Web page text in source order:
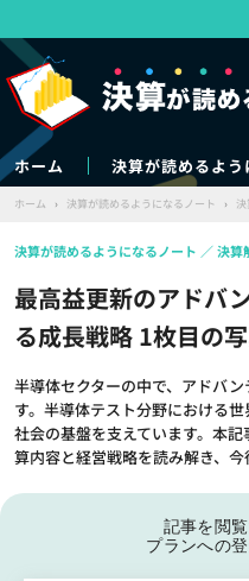
ホーム 決算が読めるよう
ホーム › 決算が読めるようになるノート ›
最高益更新のアドバ
る成長戦略 1枚目の
半導体セクターの中で、アドバ
す。半導体テスト分野における
社会の基盤を支えています。本
算内容と経営戦略を読み解き、今
決算が読めるようになるノート 決算
記事を閲
プランへの